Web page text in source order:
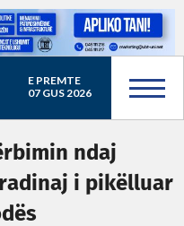
E PREMTE
07 GUS 2026
ndaj
i pikëlluar